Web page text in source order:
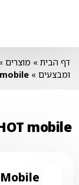
דף הבית » מוצרים
ומבצעים »
PLUS GOOGLE ONE 2TB